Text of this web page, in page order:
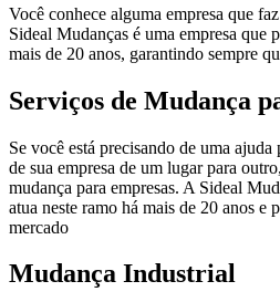
Você conhece alguma empresa que
Sideal Mudanças é uma empresa que
mais de 20 anos, garantindo sempre
Serviços de Mudança
Se você está precisando de uma ajuda
de sua empresa de um lugar para
mudança para empresas. A Sideal
atua neste ramo há mais de 20 anos
mercado
Mudança Industrial